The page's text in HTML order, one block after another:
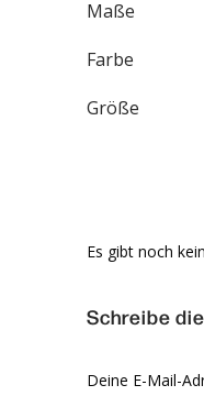
Maße
Farbe
Größe
Es gibt noch
Schreibe
Deine E-Mail-